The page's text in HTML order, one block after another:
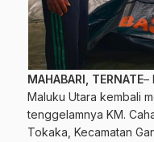
MAHABARI, TERNATE–
Maluku Utara kembali
tenggelamnya KM.
Tokaka, Kecamatan